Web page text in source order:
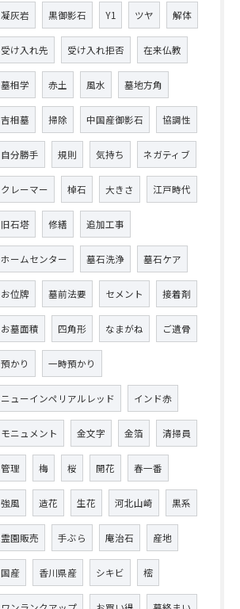
凝灰岩 黒御影石 Y1 ツヤ 解体
受け入れ先 受け入れ拒否 在来仏教
墓相学 赤土 風水 墓地方角
吉相墓 掃除 中国産御影石 協調性
自分勝手 規則 気持ち ネガティブ
クレーマー 棹石 大きさ 江戸時代
旧石塔 修繕 追加工事
ホームセンター 墓石洗浄 墓石ケア
お位牌 墓前法要 セメント 接着剤
お墓面積 四角形 なまがね ご遺骨
預かり 一時預かり
ニューインペリアルレッド インド赤
モニュメント 金文字 金箔 清掃員
管理 梅 桜 開花 春一番
強風 造花 生花 河北山崎 黒系
霊園販売 手ぶら 庵治石 産地
国産 香川県産 シキビ 樒